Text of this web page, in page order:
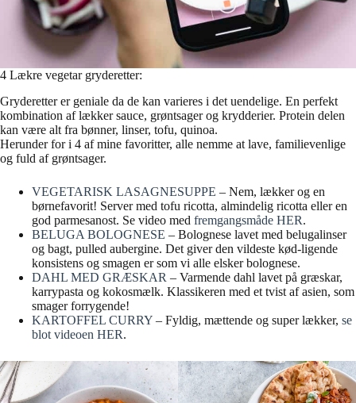
4 Lækre vegetar gryderetter:
Gryderetter er geniale da de kan varieres i det uendelige. En perfekt
kombination af lækker sauce, grøntsager og krydderier. Protein delen
kan være alt fra bønner, linser, tofu, quinoa.
Herunder for i 4 af mine favoritter, alle nemme at lave, familievenlige
og fuld af grøntsager.
VEGETARISK LASAGNESUPPE – Nem, lækker og en
børnefavorit! Server med tofu ricotta, almindelig ricotta eller en
god parmesanost. Se video med fremgangsmåde HER.
BELUGA BOLOGNESE – Bolognese lavet med belugalinser
og bagt, pulled aubergine. Det giver den vildeste kød-ligende
konsistens og smagen er som vi alle elsker bolognese.
DAHL MED GRÆSKAR – Varmende dahl lavet på græskar,
karrypasta og kokosmælk. Klassikeren med et tvist af asien, som
smager forrygende!
KARTOFFEL CURRY – Fyldig, mættende og super lækker, se
blot videoen HER.